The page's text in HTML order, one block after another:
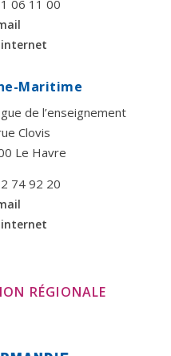
06 11 00
internet
Maritime
de l’enseignement
Clovis
Le Havre
74 92 20
internet
RÉGIONALE